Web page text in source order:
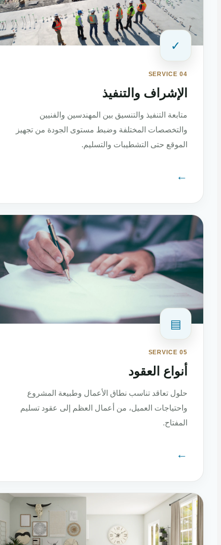
✓
SERVICE 04
الإشراف والتنفيذ
متابعة التنفيذ والتنسيق بين المهندسين والفنيين
والتخصصات المختلفة وضبط مستوى الجودة من تجهيز
الموقع حتى التشطيبات والتسليم.
▤
SERVICE 05
أنواع العقود
حلول تعاقد تناسب نطاق الأعمال وطبيعة المشروع
واحتياجات العميل، من أعمال العظم إلى عقود تسليم